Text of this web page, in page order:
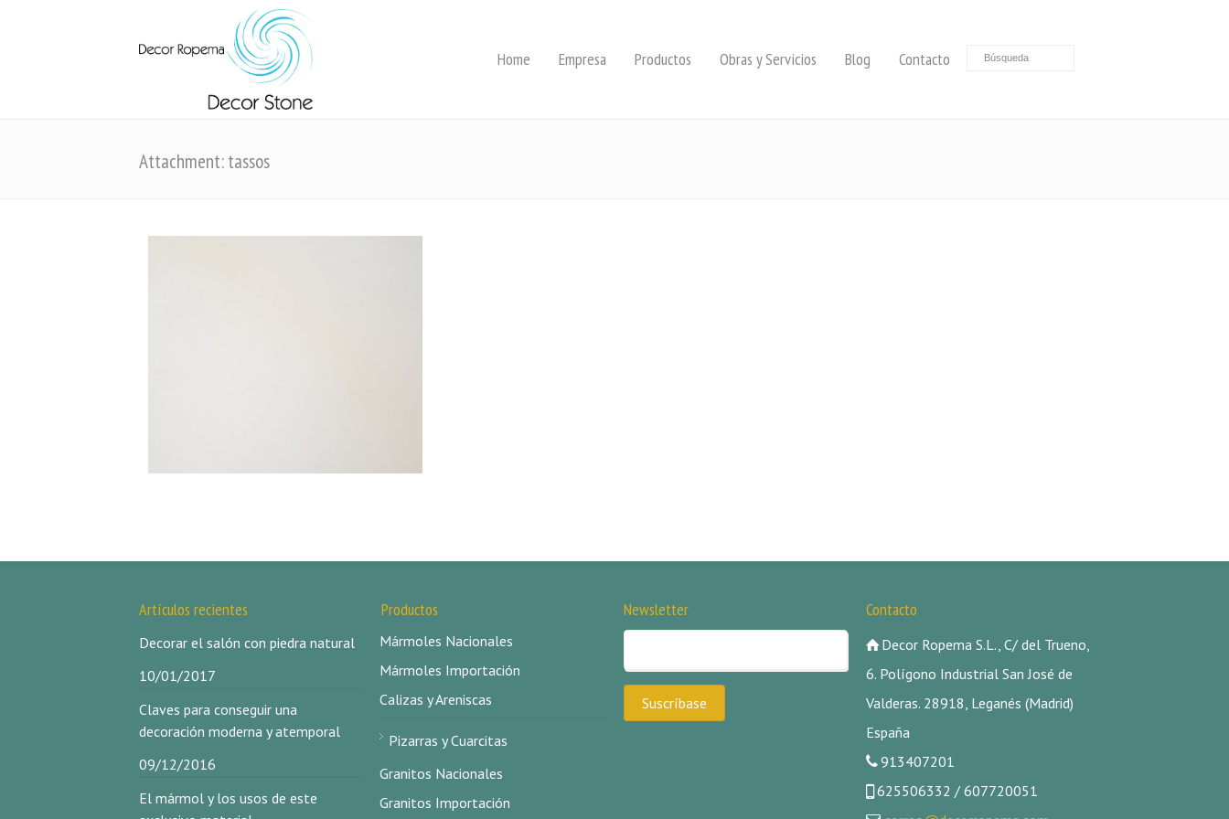
Home Empresa Productos Obras y Servicios Blog Contacto
Attachment: tassos
Artículos recientes
Decorar el salón con piedra natural
10/01/2017
Claves para conseguir una
decoración moderna y atemporal
09/12/2016
El mármol y los usos de este
Productos
Mármoles Nacionales
Mármoles Importación
Calizas y Areniscas
Pizarras y Cuarcitas
Granitos Nacionales
Granitos Importación
Newsletter Contacto
Decor Ropema S.L., C/ del Trueno,
6. Polígono Industrial San José de
Valderas. 28918, Leganés (Madrid)
España
913407201
625506332 / 607720051